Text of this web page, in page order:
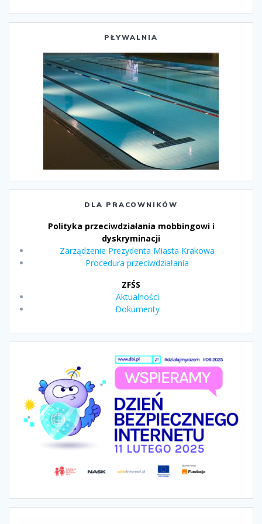
PŁYWALNIA
DLA PRACOWNIKÓW
Polityka przeciwdziałania mobbingowi i
dyskryminacji
Zarządzenie Prezydenta Miasta Krakowa
Procedura przeciwdziałania
ZFŚS
Aktualności
Dokumenty